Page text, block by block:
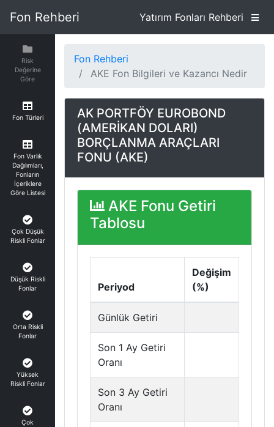
Fon Rehberi Yatırım Fonları Rehberi
Risk
Değerine
Göre
Fon Türleri
Fon Varlık
Dağılımları,
Fonların
İçeriklere
Göre Listesi
Çok Düşük
Riskli Fonlar
Düşük Riskli
Fonlar
Orta Riskli
Fonlar
Yüksek
Riskli Fonlar
Çok
Fon Rehberi
AKE Fon Bilgileri ve Kazancı Nedir
AK PORTFÖY EUROBOND
(AMERİKAN DOLARI)
BORÇLANMA ARAÇLARI
FONU (AKE)
AKE Fonu Getiri
Tablosu
Periyod
Değişim
(%)
Günlük Getiri
Son 1 Ay Getiri
Oranı
Son 3 Ay Getiri
Oranı